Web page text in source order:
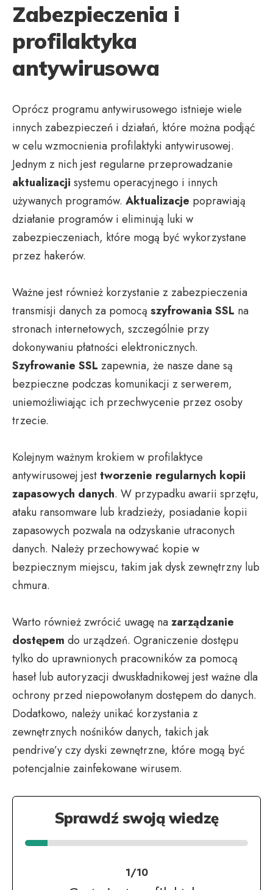
Zabezpieczenia i
profilaktyka
antywirusowa
Oprócz programu antywirusowego istnieje wiele
innych zabezpieczeń i działań, które można podjąć
w celu wzmocnienia profilaktyki antywirusowej.
Jednym z nich jest regularne przeprowadzanie
aktualizacji systemu operacyjnego i innych
używanych programów. Aktualizacje poprawiają
działanie programów i eliminują luki w
zabezpieczeniach, które mogą być wykorzystane
przez hakerów.
Ważne jest również korzystanie z zabezpieczenia
transmisji danych za pomocą szyfrowania SSL na
stronach internetowych, szczególnie przy
dokonywaniu płatności elektronicznych.
Szyfrowanie SSL zapewnia, że nasze dane są
bezpieczne podczas komunikacji z serwerem,
uniemożliwiając ich przechwycenie przez osoby
trzecie.
Kolejnym ważnym krokiem w profilaktyce
antywirusowej jesttworzenie regularnych kopii
zapasowych danych. W przypadku awarii sprzętu,
ataku ransomware lub kradzieży, posiadanie kopii
zapasowych pozwala na odzyskanie utraconych
danych. Należy przechowywać kopie w
bezpiecznym miejscu, takim jak dysk zewnętrzny lub
chmura.
Warto również zwrócić uwagę nazarządzanie
dostępem do urządzeń. Ograniczenie dostępu
tylko do uprawnionych pracowników za pomocą
haseł lub autoryzacji dwuskładnikowej jest ważne dla
ochrony przed niepowołanym dostępem do danych.
Dodatkowo, należy unikać korzystania z
zewnętrznych nośników danych, takich jak
pendrive’y czy dyski zewnętrzne, które mogą być
potencjalnie zainfekowane wirusem.
Sprawdź swoją wiedzę
1/10